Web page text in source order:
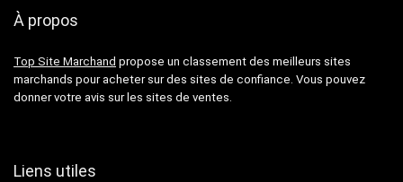
À propos
Top Site Marchand propose un classement des meilleurs sites
marchands pour acheter sur des sites de confiance. Vous pouvez
donner votre avis sur les sites de ventes.
Liens utiles